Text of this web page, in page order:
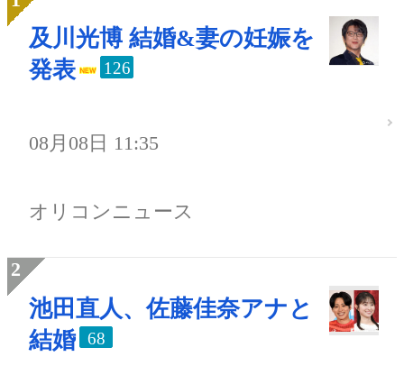
及川光博 結婚&妻の妊娠を
発表
126
08月08日 11:35
オリコンニュース
池田直人、佐藤佳奈アナと
結婚
68